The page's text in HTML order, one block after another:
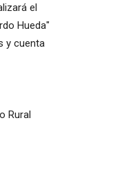
el
Hueda"
y cuenta
Rural